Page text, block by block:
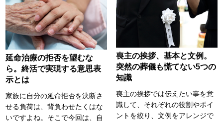
延命治療の拒否を望むな
ら。終活で実現する意思表
示とは
家族に自分の延命拒否を決断さ
せる負荷は、背負わせたくはな
いですよね。そこで今回は、自
喪主の挨拶、基本と文例。
突然の葬儀も慌てない5つの
知識
喪主の挨拶では伝えたい事を意
識して、それぞれの役割やポイ
ントを絞り、文例をアレンジで